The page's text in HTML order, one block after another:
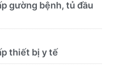
gường bệnh, tủ đầu
thiết bị y tế